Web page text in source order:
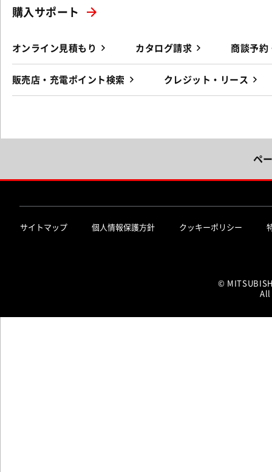
購入サポート
オンライン見積もり カタログ請求 商談予約
販売店・充電ポイント検索 クレジット・リース
ペ
サイトマップ 個人情報保護方針 クッキーポリシー
©
All